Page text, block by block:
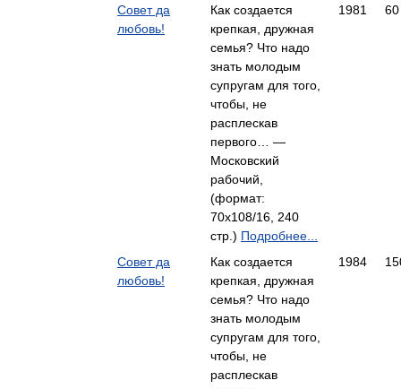
Совет да
любовь!
Как создается
крепкая, дружная
семья? Что надо
знать молодым
супругам для того,
чтобы, не
расплескав
первого… —
Московский
рабочий,
(формат:
70x108/16, 240
стр.) Подробнее...
1981 60
Совет да
любовь!
Как создается
крепкая, дружная
семья? Что надо
знать молодым
супругам для того,
чтобы, не
расплескав
1984